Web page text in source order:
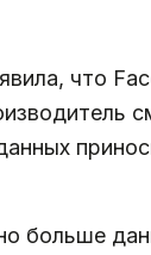
что
больше